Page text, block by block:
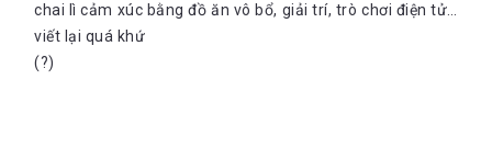
chai lì cảm xúc bằng đồ ăn vô bổ, giải trí, trò chơi điện tử…
viết lại quá khứ
(?)